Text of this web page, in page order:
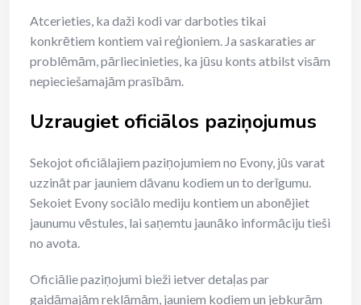
Atcerieties, ka daži kodi var darboties tikai
konkrētiem kontiem vai reģioniem. Ja saskaraties ar
problēmām, pārliecinieties, ka jūsu konts atbilst visām
nepieciešamajām prasībām.
Uzraugiet oficiālos paziņojumus
Sekojot oficiālajiem paziņojumiem no Evony, jūs varat
uzzināt par jauniem dāvanu kodiem un to derīgumu.
Sekoiet Evony sociālo mediju kontiem un abonējiet
jaunumu vēstules, lai saņemtu jaunāko informāciju tieši
no avota.
Oficiālie paziņojumi bieži ietver detaļas par
gaidāmajām reklāmām, jauniem kodiem un jebkurām